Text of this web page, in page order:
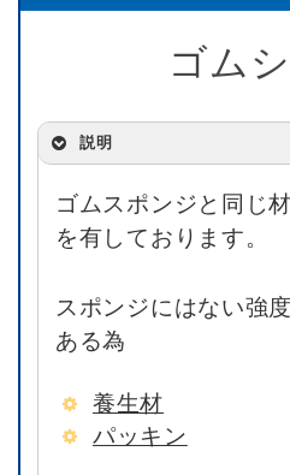
ゴム
説明
ゴムスポンジと同じ
を有しております。
スポンジにはない強
ある為
養生材
パッキン